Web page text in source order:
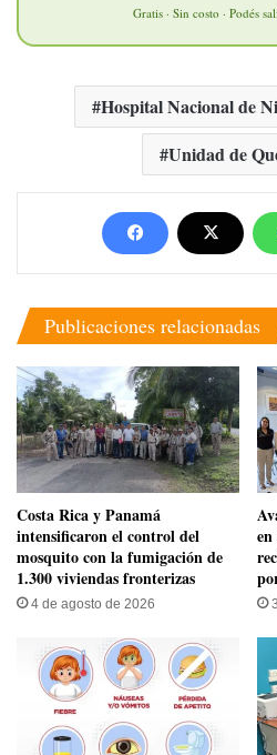
Gratis · Sin costo · Podés
Hospital Nacional de
Unidad de
Publicaciones relacionadas
Costa Rica y Panamá
intensificaron el control del
mosquito con la fumigación de
1.300 viviendas fronterizas
4 de agosto de 2026